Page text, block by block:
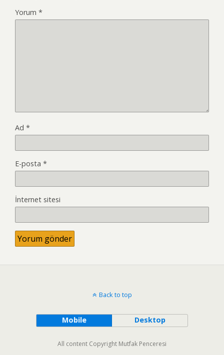
Yorum *
Ad *
E-posta *
İnternet sitesi
Back to top
Mobile Desktop
All content Copyright Mutfak Penceresi